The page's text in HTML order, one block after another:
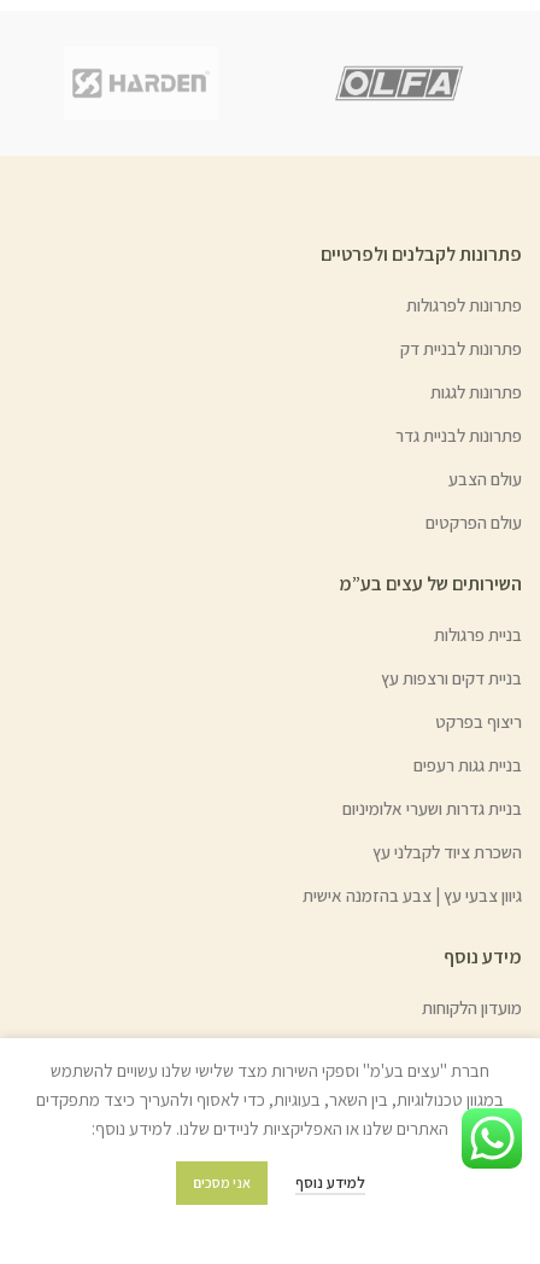
פתרונות לקבלנים ולפרטיים
פתרונות לפרגולות
פתרונות לבניית דק
פתרונות לגגות
פתרונות לבניית גדר
עולם הצבע
עולם הפרקטים
השירותים של עצים בע”מ
בניית פרגולות
בניית דקים ורצפות עץ
ריצוף בפרקט
בניית גגות רעפים
בניית גדרות ושערי אלומיניום
השכרת ציוד לקבלני עץ
גיוון צבעי עץ | צבע בהזמנה אישית
מידע נוסף
מועדון הלקוחות
מדיניות החזרת מוצרים
שאלות ותשובות
חברת "עצים בע'מ" וספקי השירות מצד שלישי שלנו עשויים להשתמש
במגוון טכנולוגיות, בין השאר, בעוגיות, כדי לאסוף ולהעריך כיצד מתפקדים
האתרים שלנו או האפליקציות לניידים שלנו. למידע נוסף:
למידע נוסף אני מסכים